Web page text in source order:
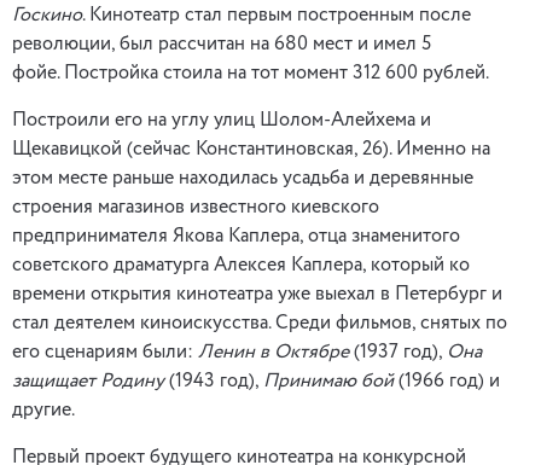
Госкино. Кинотеатр стал первым построенным после
революции, был рассчитан на 680 мест и имел 5
фойе. Постройка стоила на тот момент 312 600 рублей.
Построили его на углу улиц Шолом-Алейхема и
Щекавицкой (сейчас Константиновская, 26). Именно на
этом месте раньше находилась усадьба и деревянные
строения магазинов известного киевского
предпринимателя Якова Каплера, отца знаменитого
советского драматурга Алексея Каплера, который ко
времени открытия кинотеатра уже выехал в Петербург и
стал деятелем киноискусства. Среди фильмов, снятых по
его сценариям были: Ленин в Октябре(1937 год), Она
защищает Родину(1943 год), Принимаю бой(1966 год) и
другие.
Первый проект будущего кинотеатра на конкурсной